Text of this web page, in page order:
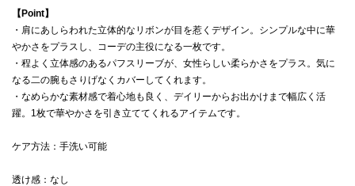
【Point】
・肩にあしらわれた立体的なリボンが目を惹くデザイン。シンプルな中に華
やかさをプラスし、コーデの主役になる一枚です。
・程よく立体感のあるパフスリーブが、女性らしい柔らかさをプラス。気に
なる二の腕もさりげなくカバーしてくれます。
・なめらかな素材感で着心地も良く、デイリーからお出かけまで幅広く活
躍。1枚で華やかさを引き立ててくれるアイテムです。
ケア方法：手洗い可能
透け感：なし